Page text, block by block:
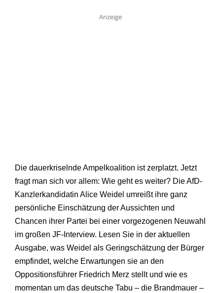
Anzeige
Die dauerkriselnde Ampelkoalition ist zerplatzt. Jetzt
fragt man sich vor allem: Wie geht es weiter? Die AfD-
Kanzlerkandidatin Alice Weidel umreißt ihre ganz
persönliche Einschätzung der Aussichten und
Chancen ihrer Partei bei einer vorgezogenen Neuwahl
im großen JF-Interview. Lesen Sie in der aktuellen
Ausgabe, was Weidel als Geringschätzung der Bürger
empfindet, welche Erwartungen sie an den
Oppositionsführer Friedrich Merz stellt und wie es
momentan um das deutsche Tabu – die Brandmauer –